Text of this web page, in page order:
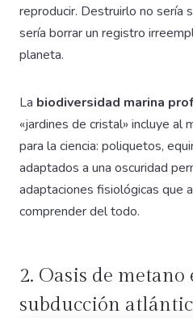
reproducir. Destruirlo no sería
sería borrar un registro
planeta.
La biodiversidad marina
«jardines de cristal» incluye al
para la ciencia: poliquetos,
adaptados a una oscuridad
adaptaciones fisiológicas que
comprender del todo.
2. Oasis de metano
subducción